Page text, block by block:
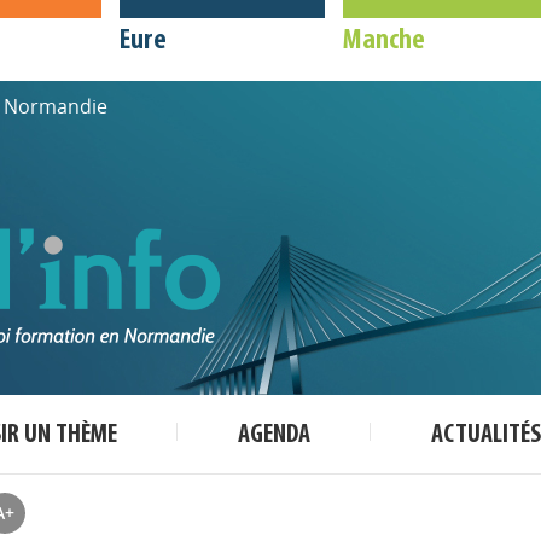
Eure Manche
UN THÈME AGENDA ACTUALITÉS